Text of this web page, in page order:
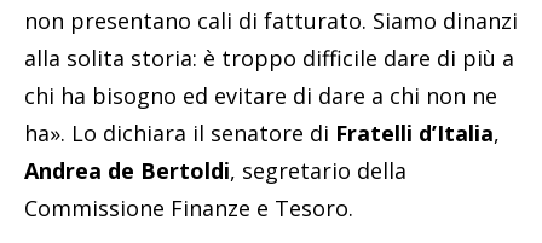
non presentano cali di fatturato. Siamo dinanzi
alla solita storia: è troppo difficile dare di più a
chi ha bisogno ed evitare di dare a chi non ne
ha». Lo dichiara il senatore di Fratelli d’Italia,
Andrea de Bertoldi, segretario della
Commissione Finanze e Tesoro.